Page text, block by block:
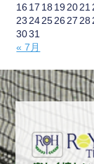
« 7月
16 17 18 192021
23 242526 27 28
3031